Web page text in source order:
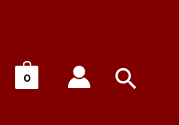
0 Søg